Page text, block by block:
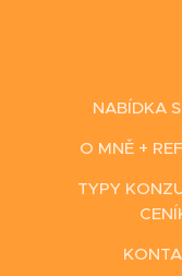
NABÍDKA
O MNĚ +
TYPY